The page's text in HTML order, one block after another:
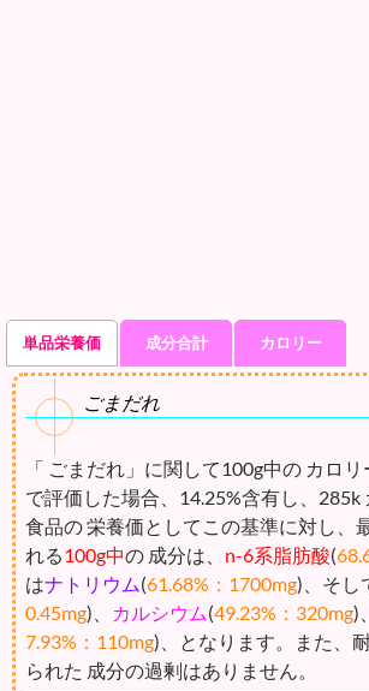
単品栄養価 成分合計 カロリー
ごまだれ
「 ごまだれ」に関して100g中の カロリ
で評価した場合、14.25%含有し、285k
食品の 栄養価としてこの基準に対し、
れる100g中の 成分は、 n-6系脂肪酸(
はナトリウム(61.68%：1700mg)、そし
0.45mg)、 カルシウム(49.23%：320mg)、
7.93%：110mg)、となります。また、
られた 成分の過剰はありません。